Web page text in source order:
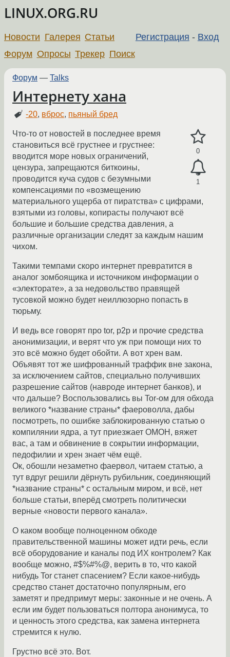
LINUX.ORG.RU
Регистрация - Вход
Новости Галерея Статьи
Форум Опросы Трекер Поиск
Форум — Talks
Интернету хана
-20, вброс, пьяный бред
0
1
Что-то от новостей в последнее время
становиться всё грустнее и грустнее:
вводится море новых ограничений,
цензура, запрещаются биткоины,
проводится куча судов с безумными
компенсациями по «возмещению
материального ущерба от пиратства» с цифрами,
взятыми из головы, копирасты получают всё
большие и большие средства давления, а
различные организации следят за каждым нашим
чихом.
Такими темпами скоро интернет превратится в
аналог зомбоящика и источником информации о
«электорате», а за недовольство правящей
тусовкой можно будет неиллюзорно попасть в
тюрьму.
И ведь все говорят про tor, p2p и прочие средства
анонимизации, и верят что уж при помощи них то
это всё можно будет обойти. А вот хрен вам.
Объявят тот же шифрованный траффик вне закона,
за исключением сайтов, специально получивших
разрешение сайтов (навроде интернет банков), и
что дальше? Воспользовались вы Tor-ом для обхода
великого *название страны* фаероволла, дабы
посмотреть, по ошибке заблокированную статью о
компилянии ядра, а тут приезжает ОМОН, вяжет
вас, а там и обвинение в сокрытии информации,
педофилии и хрен знает чём ещё.
Ок, обошли незаметно фаервол, читаем статью, а
тут вдруг решили дёрнуть рубильник, соединяющий
*название страны* с остальным миром, и всё, нет
больше статьи, вперёд смотреть политически
верные «новости первого канала».
О каком вообще полноценном обходе
правительственной машины может идти речь, если
всё оборудование и каналы под ИХ контролем? Как
вообще можно, #$%#%@, верить в то, что какой
нибудь Tor станет спасением? Если какое-нибудь
средство станет достаточно популярным, его
заметят и предпримут меры: законные и не очень. А
если им будет пользоваться полтора анонимуса, то
и ценность этого средства, как замена интернета
стремится к нулю.
Грустно всё это. Вот.